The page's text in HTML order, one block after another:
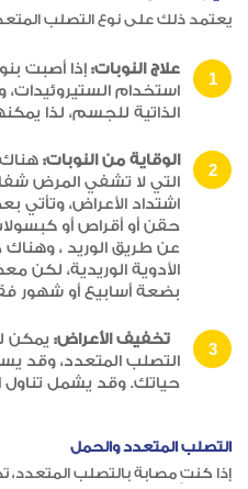
يعتمد ذلك على نوع التصلب
علاج النوبات: إذا أصبت
استخدام الستيروئيدات،
الذاتية للجسم، لذا
الوقاية من النوبات: هناك
التي لا تشفي المرض
اشتداد الأعراض، وتأتي
حقن أو أقراص أو
عن طريق الوريد ،
الأدوية الوريدية،
بضعة أسابيع أو شهور
تخفيف الأعراض: يمكن
التصلب المتعدد، وقد
حياتك. وقد يشمل تناول
التصلب المتعدد والحمل
إذا كنتِ مصابة بالتصلب